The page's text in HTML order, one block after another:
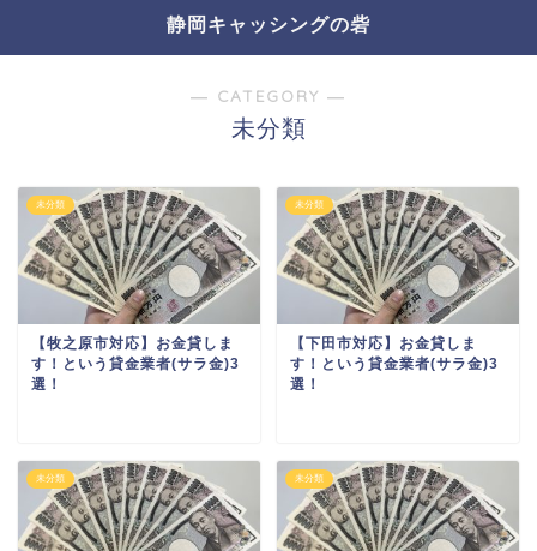
静岡キャッシングの砦
― CATEGORY ―
未分類
未分類
【牧之原市対応】お金貸しま
す！という貸金業者(サラ金)3
選！
未分類
【下田市対応】お金貸しま
す！という貸金業者(サラ金)3
選！
未分類 未分類